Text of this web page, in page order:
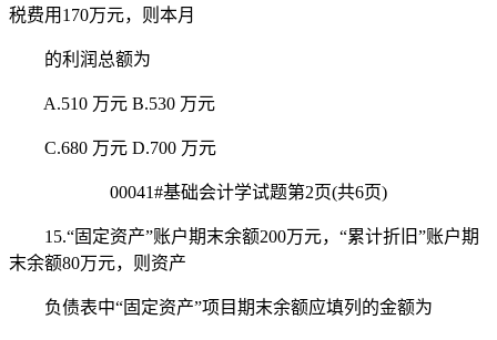
税费用170万元，则本月
的利润总额为
A.510 万元 B.530 万元
C.680 万元 D.700 万元
00041#基础会计学试题第2页(共6页)
15.“固定资产”账户期末余额200万元，“累计折旧”账户期
末余额80万元，则资产
负债表中“固定资产”项目期末余额应填列的金额为